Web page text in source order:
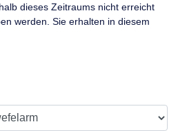
dieses Zeitraums nicht erreicht
werden. Sie erhalten in diesem